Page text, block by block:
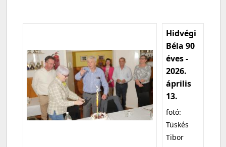
Hidvégi
Béla 90
éves -
2026.
április
13.
fotó:
Tüskés
Tibor